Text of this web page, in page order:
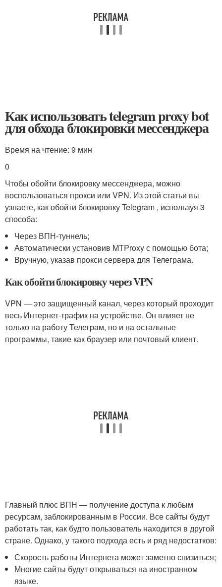
Как использовать telegram proxy bot
для обхода блокировки мессенджера
Время на чтение: 9 мин
0
Чтобы обойти блокировку мессенджера, можно
воспользоваться прокси или VPN. Из этой статьи вы
узнаете, как обойти блокировку Telegram , используя 3
способа:
Через ВПН-туннель;
Автоматически установив MTProxy с помощью бота;
Вручную, указав прокси сервера для Телеграма.
Как обойти блокировку через VPN
VPN — это защищенный канал, через который проходит
весь Интернет-трафик на устройстве. Он влияет не
только на работу Телеграм, но и на остальные
программы, такие как браузер или почтовый клиент.
Главный плюс ВПН — получение доступа к любым
ресурсам, заблокированным в России. Все сайты будут
работать так, как будто пользователь находится в другой
стране. Однако, у такого подхода есть и ряд недостатков:
Скорость работы Интернета может заметно снизиться;
Многие сайты будут открываться на иностранном
языке.